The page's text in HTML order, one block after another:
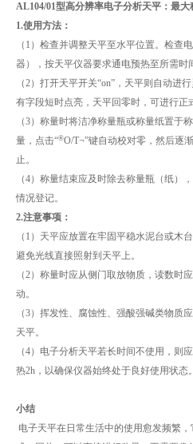
AL104/01型高分辨率电子分析天平：最大
1.使用方法：
（1）检查并调整天平至水平位置。检查
器），按天平仪器要求通电预热至所需时
（2）打开天平开关“on”，天平则自动进
有字段短时点亮，天平回零时，可进行正
（3）称量时将洁净称量瓶或称量纸置于
量，点击“®O/T¬”键自动校对零，然后逐
止。
（4）称量结束应及时除去称量瓶（纸）
情况登记。
2.注意事项：
（1）天平应放置在牢固平稳水泥台或木
避免光线直接照射到天平上。
（2）称量时应从侧门取放物质，读数时
动。
（3）挥发性、腐蚀性、强酸强碱类物质
天平。
（4）电子分析天平若长时间不使用，则
热2h，以确保仪器始终处于良好使用状态。
小结
电子天平在日常生活中的使用愈发频繁